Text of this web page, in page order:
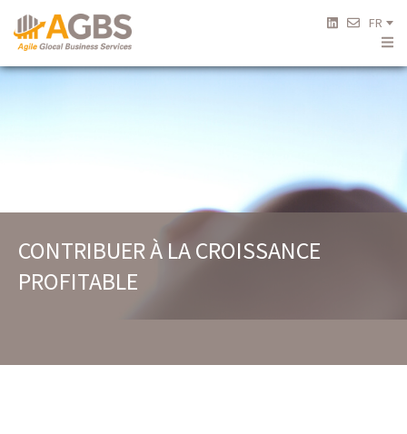
FR
CONTRIBUER À LA CROISSANCE
PROFITABLE